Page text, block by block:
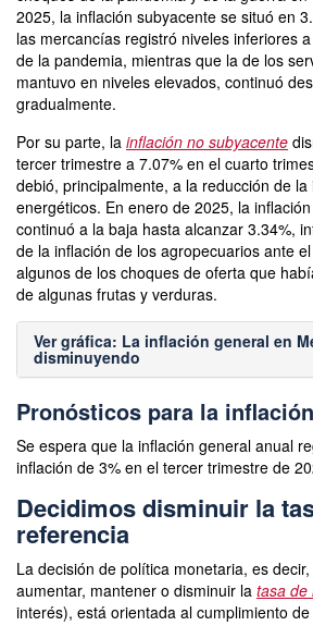
2025, la inflación subyacente se situó en
las mercancías registró niveles inferiores
de la pandemia, mientras que la de los
mantuvo en niveles elevados, continuó
gradualmente.
Por su parte, la inflación no subyacente
tercer trimestre a 7.07% en el cuarto
debió, principalmente, a la reducción de
energéticos. En enero de 2025, la
continuó a la baja hasta alcanzar 3.34%,
de la inflación de los agropecuarios ante
algunos de los choques de oferta que
de algunas frutas y verduras.
Ver gráfica: La inflación general en
disminuyendo
Pronósticos para la inflación
Se espera que la inflación general anual
inflación de 3% en el tercer trimestre de
Decidimos disminuir la
referencia
La decisión de política monetaria, es
aumentar, mantener o disminuir la tasa de
interés), está orientada al cumplimiento